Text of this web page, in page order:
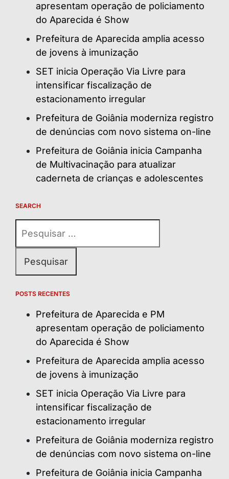
apresentam operação de policiamento
do Aparecida é Show
Prefeitura de Aparecida amplia acesso
de jovens à imunização
SET inicia Operação Via Livre para
intensificar fiscalização de
estacionamento irregular
Prefeitura de Goiânia moderniza registro
de denúncias com novo sistema on-line
Prefeitura de Goiânia inicia Campanha
de Multivacinação para atualizar
caderneta de crianças e adolescentes
SEARCH
por:
POSTS RECENTES
Prefeitura de Aparecida e PM
apresentam operação de policiamento
do Aparecida é Show
Prefeitura de Aparecida amplia acesso
de jovens à imunização
SET inicia Operação Via Livre para
intensificar fiscalização de
estacionamento irregular
Prefeitura de Goiânia moderniza registro
de denúncias com novo sistema on-line
Prefeitura de Goiânia inicia Campanha